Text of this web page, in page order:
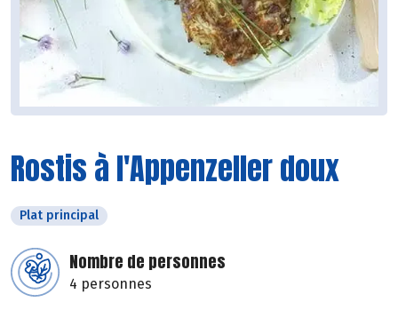
Rostis à l'Appenzeller doux
Plat principal
Nombre de personnes
4 personnes